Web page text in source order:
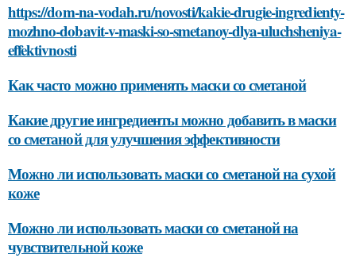
https://dom-na-vodah.ru/novosti/kakie-drugie-ingredienty-
mozhno-dobavit-v-maski-so-smetanoy-dlya-uluchsheniya-
effektivnosti
Как часто можно применять маски со сметаной
Какие другие ингредиенты можно добавить в маски
со сметаной для улучшения эффективности
Можно ли использовать маски со сметаной на сухой
коже
Можно ли использовать маски со сметаной на
чувствительной коже